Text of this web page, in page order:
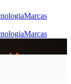
Marcas
Marcas